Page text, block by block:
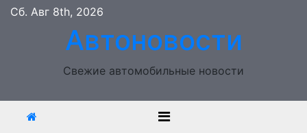
Перейти
содержимому
Сб. Авг 8th, 2026
Автоновости
Свежие автомобильные новости